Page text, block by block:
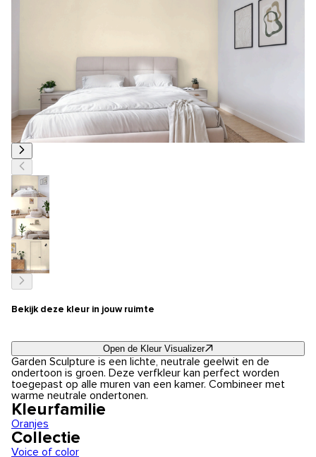
Bekijk deze kleur in jouw ruimte
Open de Kleur Visualizer
Garden Sculpture is een lichte, neutrale geelwit en de
ondertoon is groen. Deze verfkleur kan perfect worden
toegepast op alle muren van een kamer. Combineer met
warme neutrale ondertonen.
Kleurfamilie
Oranjes
Collectie
Voice of color